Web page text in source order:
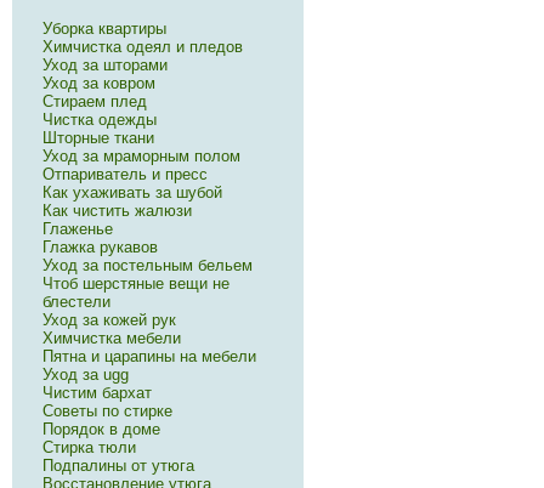
Уборка квартиры
Химчистка одеял и пледов
Уход за шторами
Уход за ковром
Стираем плед
Чистка одежды
Шторные ткани
Уход за мраморным полом
Отпариватель и пресс
Как ухаживать за шубой
Как чистить жалюзи
Глаженье
Глажка рукавов
Уход за постельным бельем
Чтоб шерстяные вещи не
блестели
Уход за кожей рук
Химчистка мебели
Пятна и царапины на мебели
Уход за ugg
Чистим бархат
Советы по стирке
Порядок в доме
Стирка тюли
Подпалины от утюга
Восстановление утюга